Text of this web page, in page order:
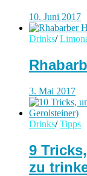
10. Juni 2017
Drinks/
3. Mai 2017
Drinks/ Tipps
9
zu